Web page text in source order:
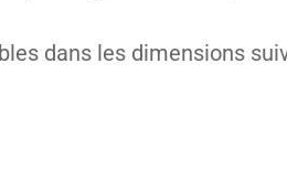
dans les dimensions